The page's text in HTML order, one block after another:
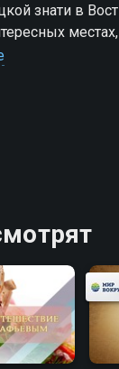
знати в
В
1 сезон
вы можете